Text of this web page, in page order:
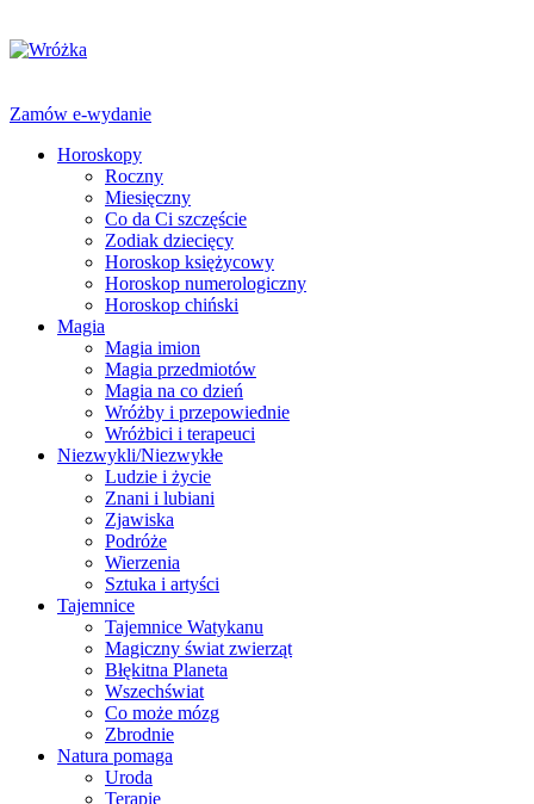
Zamów e-wydanie
Horoskopy
Roczny
Miesięczny
Co da Ci szczęście
Zodiak dziecięcy
Horoskop księżycowy
Horoskop numerologiczny
Horoskop chiński
Magia
Magia imion
Magia przedmiotów
Magia na co dzień
Wróżby i przepowiednie
Wróżbici i terapeuci
Niezwykli/Niezwykłe
Ludzie i życie
Znani i lubiani
Zjawiska
Podróże
Wierzenia
Sztuka i artyści
Tajemnice
Tajemnice Watykanu
Magiczny świat zwierząt
Błękitna Planeta
Wszechświat
Co może mózg
Zbrodnie
Natura pomaga
Uroda
Terapie